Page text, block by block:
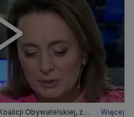
Obywatelskiej, że
Więcej